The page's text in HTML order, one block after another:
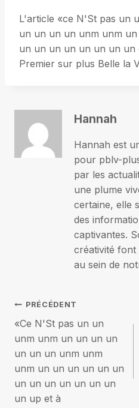
L'article «ce N'St pas un
un un un un unm unm
un un un un un un un un
Premier sur plus Belle la
Hannah
Hannah est
pour pblv-
par les
une plume
certaine, elle
des
captivantes.
créativité
au sein de
Navigation
de
l’article
PRÉCÉDENT
«Ce N'St pas un un
unm unm un un un un
un un un unm unm
unm un un un un un un
un un un un un un un
un up et à